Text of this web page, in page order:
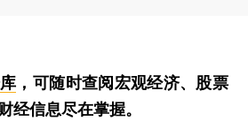
，可随时查阅宏观经济、股票
经信息尽在掌握。